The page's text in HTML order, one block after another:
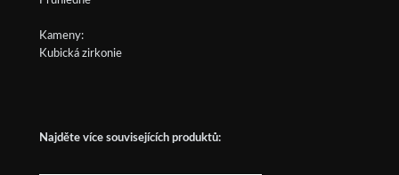
Kameny:
Kubická zirkonie
Najděte více souvisejících produktů: